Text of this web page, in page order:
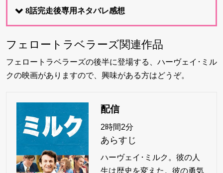
8話完走後専用ネタバレ感想
フェロートラベラーズ関連作品
フェロートラベラーズの後半に登場する、ハーヴェイ･ミル
クの映画がありますので、興味がある方はどうぞ。
配信
2時間2分
あらすじ
ハーヴェイ･ミルク。彼の人
生は歴史を変えた。彼の勇気